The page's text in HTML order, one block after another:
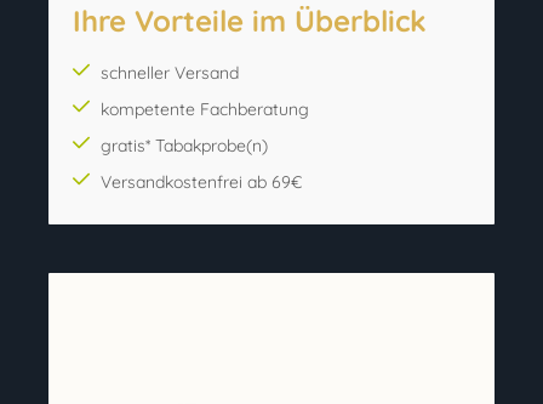
Ihre Vorteile im Überblick
schneller Versand
kompetente Fachberatung
gratis* Tabakprobe(n)
Versandkostenfrei ab 69€